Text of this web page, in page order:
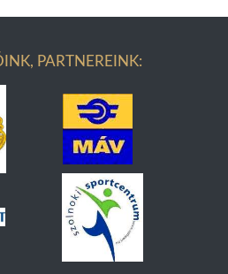
PARTNEREINK: